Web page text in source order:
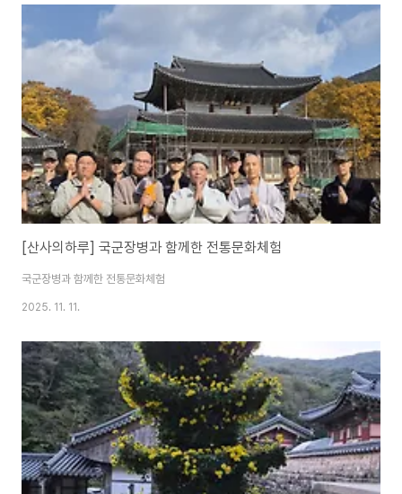
[산사의하루] 국군장병과 함께한 전통문화체험
국군장병과 함께한 전통문화체험
2025. 11. 11.